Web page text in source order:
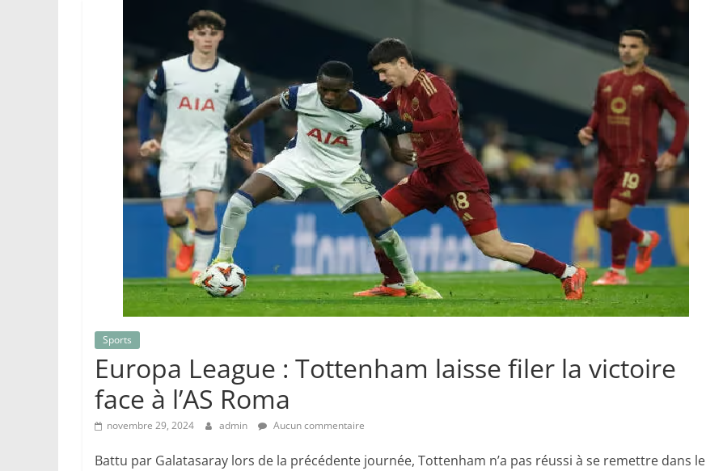
France – Algérie: l’affaire Mehdi
Laribi relance la coopération
policière contre le narcotrafic
Sports
Europa League : Tottenham laisse filer la victoire
face à l’AS Roma
novembre 29, 2024 admin Aucun commentaire
Battu par Galatasaray lors de la précédente journée, Tottenham n’a pas réussi à se remettre dans le